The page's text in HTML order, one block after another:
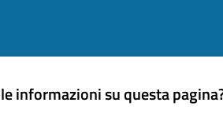
informazioni su questa